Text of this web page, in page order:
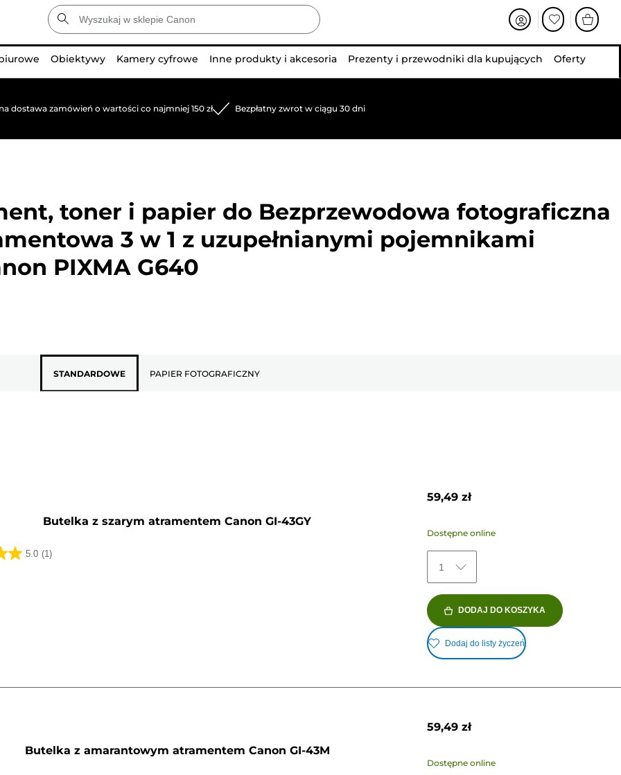
Obiektywy Kamery cyfrowe Inne produkty i akcesoria Prezenty i przewodniki dla kupujących Oferty
dostawa zamówień o wartości co najmniej 150 zł Bezpłatny zwrot w ciągu 30 dni
toner i papier do Bezprzewodowa fotograficzna
3 w 1 z uzupełnianymi pojemnikami
PIXMA G640
STANDARDOWE PAPIER FOTOGRAFICZNY
Butelka z szarym atramentem Canon GI-43GY
5.0 (1)
59,49 zł
Dostępne online
1
DODAJ DO KOSZYKA
Dodaj do listy życzeń
Butelka z amarantowym atramentem Canon GI-43M
59,49 zł
Dostępne online